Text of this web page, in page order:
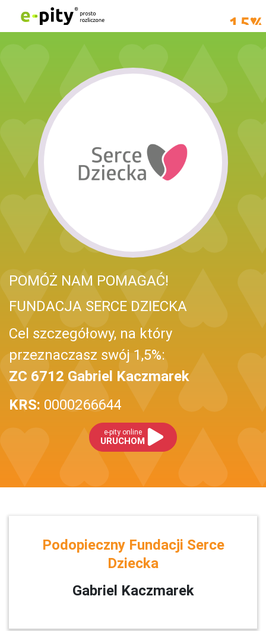
POMÓŻ NAM POMAGAĆ!
FUNDACJA SERCE DZIECKA
Cel szczegółowy, na który
przeznaczasz swój 1,5%:
ZC 6712 Gabriel Kaczmarek
KRS: 0000266644
e-pity online
URUCHOM
Podopieczny Fundacji Serce
Dziecka
Gabriel Kaczmarek